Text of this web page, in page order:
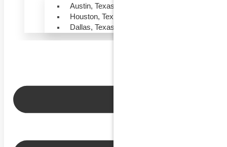
Austin, Texas
Houston, Texas
Dallas, Texas